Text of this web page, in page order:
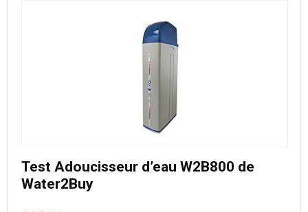
Test Adoucisseur d’eau W2B800 de
Water2Buy